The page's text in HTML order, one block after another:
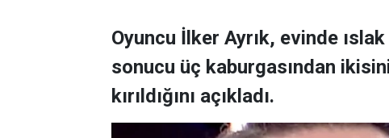
Oyuncu İlker Ayrık, evinde
sonucu üç kaburgasından
kırıldığını açıkladı.